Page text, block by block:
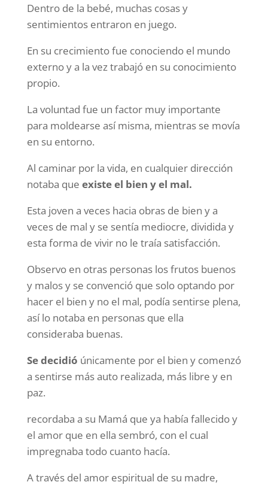
Dentro de la bebé, muchas cosas y
sentimientos entraron en juego.
En su crecimiento fue conociendo el mundo
externo y a la vez trabajó en su conocimiento
propio.
La voluntad fue un factor muy importante
para moldearse así misma, mientras se movía
en su entorno.
Al caminar por la vida, en cualquier dirección
notaba que existe el bien y el mal.
Esta joven a veces hacia obras de bien y a
veces de mal y se sentía mediocre, dividida y
esta forma de vivir no le traía satisfacción.
Observo en otras personas los frutos buenos
y malos y se convenció que solo optando por
hacer el bien y no el mal, podía sentirse plena,
así lo notaba en personas que ella
consideraba buenas.
Se decidió únicamente por el bien y comenzó
a sentirse más auto realizada, más libre y en
paz.
recordaba a su Mamá que ya había fallecido y
el amor que en ella sembró, con el cual
impregnaba todo cuanto hacía.
A través del amor espiritual de su madre,